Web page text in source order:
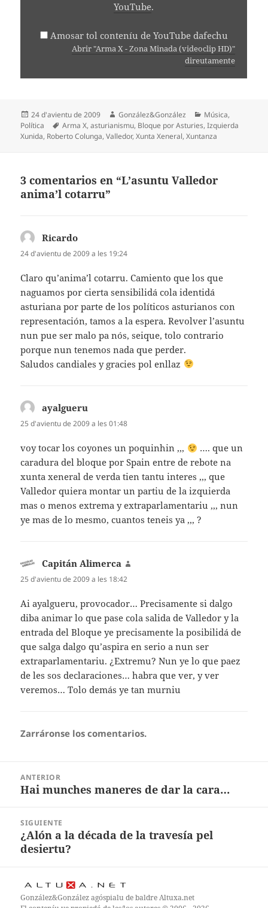
YouTube.
Amosar tol conteníu de YouTube dafechu
Abrir "Arma X - Zona Minada (videoclip HD)"
direutamente
Espublizáu
en
24 d'avientu de 2009 Autor
González&González Categoríes
Música,
Política
Etiquetes
Arma X,asturianismu, Bloque por Asturies,Izquierda
Xunida, Roberto Colunga,Valledor,Xunta Xeneral,Xuntanza
3 comentarios en “L’asuntu Valledor
anima’l cotarru”
Ricardo
24 d'avientu de 2009 a les 19:24
Claro qu’anima’l cotarru. Camiento que los que
naguamos por cierta sensibilidá cola identidá
asturiana por parte de los políticos asturianos con
representación, tamos a la espera. Revolver l’asuntu
nun pue ser malo pa nós, seique, tolo contrario
porque nun tenemos nada que perder.
Saludos candiales y gracies pol enllaz
ayalgueru
25 d'avientu de 2009 a les 01:48
voy tocar los coyones un poquinhin ,,,
…. que un
caradura del bloque por Spain entre de rebote na
xunta xeneral de verda tien tantu interes ,,, que
Valledor quiera montar un partiu de la izquierda
mas o menos extrema y extraparlamentariu ,,, nun
ye mas de lo mesmo, cuantos teneis ya ,,, ?
Capitán Alimerca
25 d'avientu de 2009 a les 18:42
Ai ayalgueru, provocador… Precisamente si dalgo
diba animar lo que pase cola salida de Valledor y la
entrada del Bloque ye precisamente la posibilidá de
que salga dalgo qu’aspira en serio a nun ser
extraparlamentariu. ¿Extremu? Nun ye lo que paez
de les sos declaraciones… habra que ver, y ver
veremos… Tolo demás ye tan murniu
Zarráronse los comentarios.
pelos
artículos
ANTERIOR
Artículu
Hai munches maneres de dar la cara…
SIGUIENTE
Artículu
nuevu:
¿Alón a la década de la travesía pel
desiertu?
González&Gonzálezagóspialu de baldreAltuxa.net